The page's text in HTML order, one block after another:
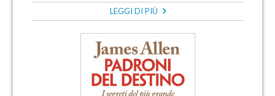
LEGGI DI PIÙ